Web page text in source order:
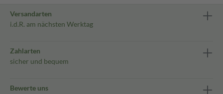
Versandarten
i.d.R. am nächsten Werktag
Zahlarten
sicher und bequem
Bewerte uns